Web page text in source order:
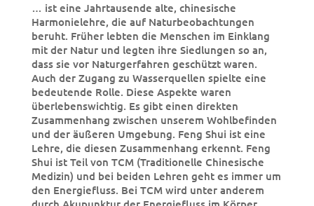
… ist eine Jahrtausende alte, chinesische
Harmonielehre, die auf Naturbeobachtungen
beruht. Früher lebten die Menschen im Einklang
mit der Natur und legten ihre Siedlungen so an,
dass sie vor Naturgerfahren geschützt waren.
Auch der Zugang zu Wasserquellen spielte eine
bedeutende Rolle. Diese Aspekte waren
überlebenswichtig. Es gibt einen direkten
Zusammenhang zwischen unserem Wohlbefinden
und der äußeren Umgebung. Feng Shui ist eine
Lehre, die diesen Zusammenhang erkennt. Feng
Shui ist Teil von TCM (Traditionelle Chinesische
Medizin) und bei beiden Lehren geht es immer um
den Energiefluss. Bei TCM wird unter anderem